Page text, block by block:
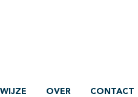
OVER CONTACT